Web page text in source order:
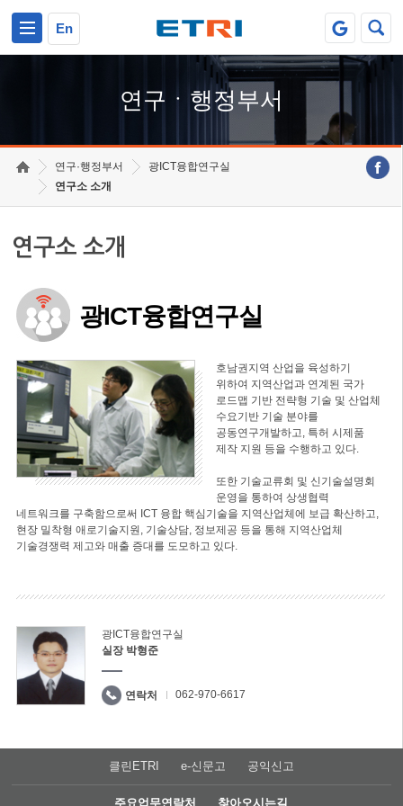
En
연구ㆍ행정부서
연구·행정부서
광ICT융합연구실
연구소 소개
연구소 소개
광ICT융합연구실
호남권지역 산업을 육성하기
위하여 지역산업과 연계된 국가
로드맵 기반 전략형 기술 및 산업체
수요기반 기술 분야를
공동연구개발하고, 특허 시제품
제작 지원 등을 수행하고 있다.
또한 기술교류회 및 신기술설명회
운영을 통하여 상생협력
네트워크를 구축함으로써 ICT 융합 핵심기술을 지역산업체에 보급 확산하고,
현장 밀착형 애로기술지원, 기술상담, 정보제공 등을 통해 지역산업체
기술경쟁력 제고와 매출 증대를 도모하고 있다.
광ICT융합연구실
실장 박형준
연락처 062-970-6617
클린ETRI e-신문고 공익신고
주요업무연락처 찾아오시는길